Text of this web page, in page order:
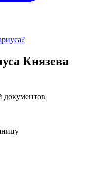
Князева
документов